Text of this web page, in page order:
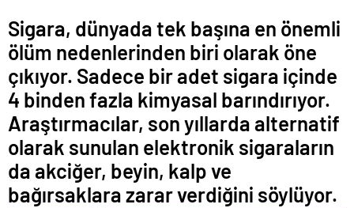
Sigara, dünyada tek başına en önemli
ölüm nedenlerinden biri olarak öne
çıkıyor. Sadece bir adet sigara içinde
4 binden fazla kimyasal barındırıyor.
Araştırmacılar, son yıllarda alternatif
olarak sunulan elektronik sigaraların
da akciğer, beyin, kalp ve
bağırsaklara zarar verdiğini söylüyor.